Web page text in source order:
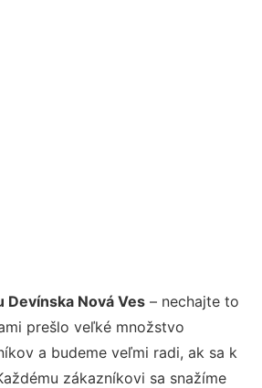
Devínska Nová Ves – nechajte to
prešlo veľké množstvo
a budeme veľmi radi, ak sa k
zákazníkovi sa snažíme